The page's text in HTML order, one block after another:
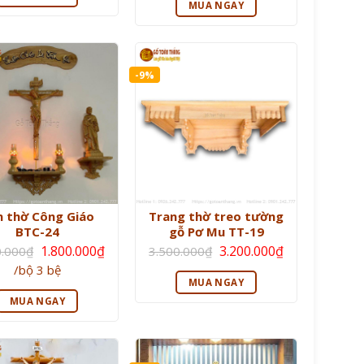
1.800.000₫. 2.100.000₫.
1.900.000₫.
MUA NGAY
thờ Công Giáo
BTC-24
₫ Giá
gốc
là:
1.800.000₫
Giá
hiện
tại
là:
1.800.000₫.
/bộ 3 bệ
MUA NGAY
-9%
Trang thờ treo tường
gỗ Pơ Mu TT-19
3.500.000₫ Giá
gốc
là:
3.500.000₫.
3.200.000₫Giá
hiện
MUA NGAY